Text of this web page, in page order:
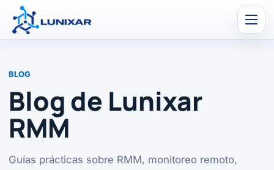
BLOG
Blog de Lunixar
RMM
Guías prácticas sobre RMM, monitoreo remoto,